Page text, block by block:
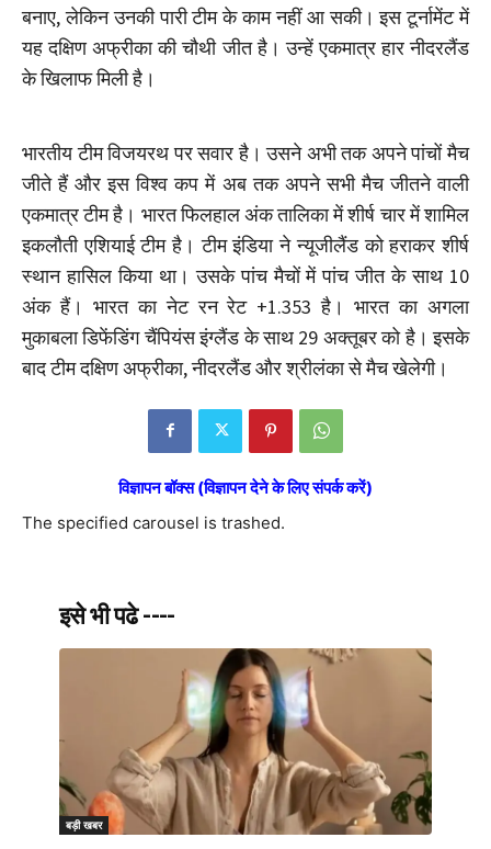
बनाए, लेकिन उनकी पारी टीम के काम नहीं आ सकी। इस टूर्नामेंट में
यह दक्षिण अफ्रीका की चौथी जीत है। उन्हें एकमात्र हार नीदरलैंड
के खिलाफ मिली है।
भारतीय टीम विजयरथ पर सवार है। उसने अभी तक अपने पांचों मैच
जीते हैं और इस विश्व कप में अब तक अपने सभी मैच जीतने वाली
एकमात्र टीम है। भारत फिलहाल अंक तालिका में शीर्ष चार में शामिल
इकलौती एशियाई टीम है। टीम इंडिया ने न्यूजीलैंड को हराकर शीर्ष
स्थान हासिल किया था। उसके पांच मैचों में पांच जीत के साथ 10
अंक हैं। भारत का नेट रन रेट +1.353 है। भारत का अगला
मुकाबला डिफेंडिंग चैंपियंस इंग्लैंड के साथ 29 अक्तूबर को है। इसके
बाद टीम दक्षिण अफ्रीका, नीदरलैंड और श्रीलंका से मैच खेलेगी।
विज्ञापन बॉक्स (विज्ञापन देने के लिए संपर्क करें)
The specified carousel is trashed.
इसे भी पढे ----
बड़ी खबर